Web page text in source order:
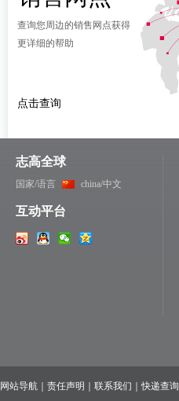
查询您周边的销售网点获得
更详细的帮助
点击查询
志高全球
国家/语言 china/中文
互动平台
网站导航 责任声明 联系我们 ｜快递查询